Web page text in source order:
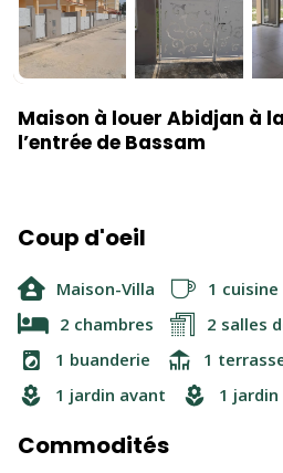
Maison à louer Abidjan à
l’entrée de Bassam
Coup d'oeil
Maison-Villa 1 cuisine
2 chambres
2 salles
1 buanderie
1
1 jardin avant
1
Commodités